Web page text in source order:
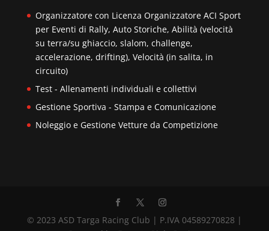
Organizzatore con Licenza Organizzatore ACI Sport
per Eventi di Rally, Auto Storiche, Abilità (velocità
su terra/su ghiaccio, slalom, challenge,
accelerazione, drifting), Velocità (in salita, in
circuito)
Test - Allenamenti individuali e collettivi
Gestione Sportiva - Stampa e Comunicazione
Noleggio e Gestione Vetture da Competizione
© 2023 ASD Targa Racing Club | P.IVA 04589270828 |